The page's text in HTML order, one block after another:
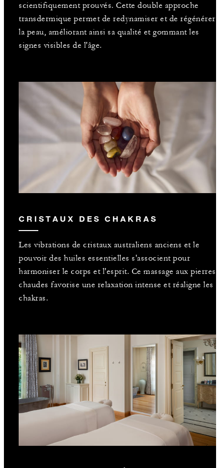
scientifiquement prouvés. Cette double approche
transdermique permet de redynamiser et de régénérer
la peau, améliorant ainsi sa qualité et gommant les
signes visibles de l'âge.
CRISTAUX DES CHAKRAS
Les vibrations de cristaux australiens anciens et le
pouvoir des huiles essentielles s'associent pour
harmoniser le corps et l'esprit. Ce massage aux pierres
chaudes favorise une relaxation intense et réaligne les
chakras.